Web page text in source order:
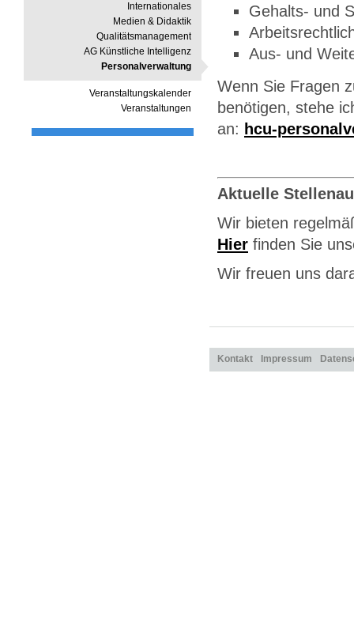
Internationales
Medien & Didaktik
Qualitätsmanagement
AG Künstliche Intelligenz
Personalverwaltung
Veranstaltungskalender
Veranstaltungen
Gehalts- und
Aus- und
Wenn Sie Fragen
benötigen, stehe
an: hcu-
Aktuelle
Wir bieten
Hier finden Sie
Wir freuen uns
Kontakt Impressum